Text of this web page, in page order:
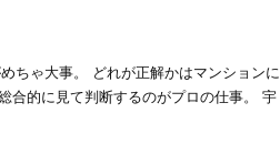
ちゃ大事。 どれが正解かはマンションに
合的に見て判断するのがプロの仕事。 宇